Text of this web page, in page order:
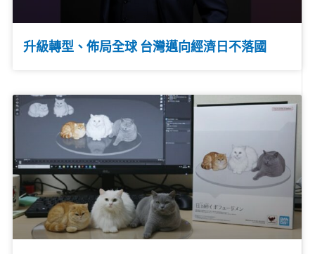
升級轉型、佈局全球 台灣邁向經濟日不落國